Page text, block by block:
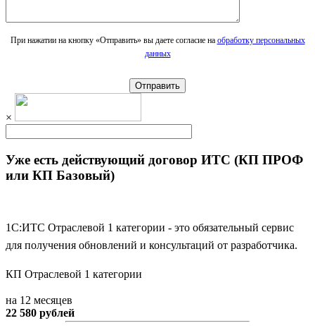
При нажатии на кнопку «Отправить» вы даете согласие на обработку персональных
данных
Отправить
×
Уже есть действующий договор ИТС (КП ПРОФ
или КП Базовый)
1С:ИТС Отраслевой 1 категории - это обязательный сервис
для получения обновлений и консультаций от разработчика.
КП Отраслевой 1 категории
на 12 месяцев
22 580 рублей